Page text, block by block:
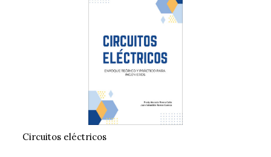
Circuitos eléctricos